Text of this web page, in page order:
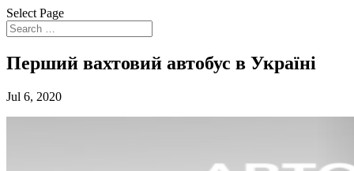
Select Page
Перший вахтовий автобус в Україні
Jul 6, 2020